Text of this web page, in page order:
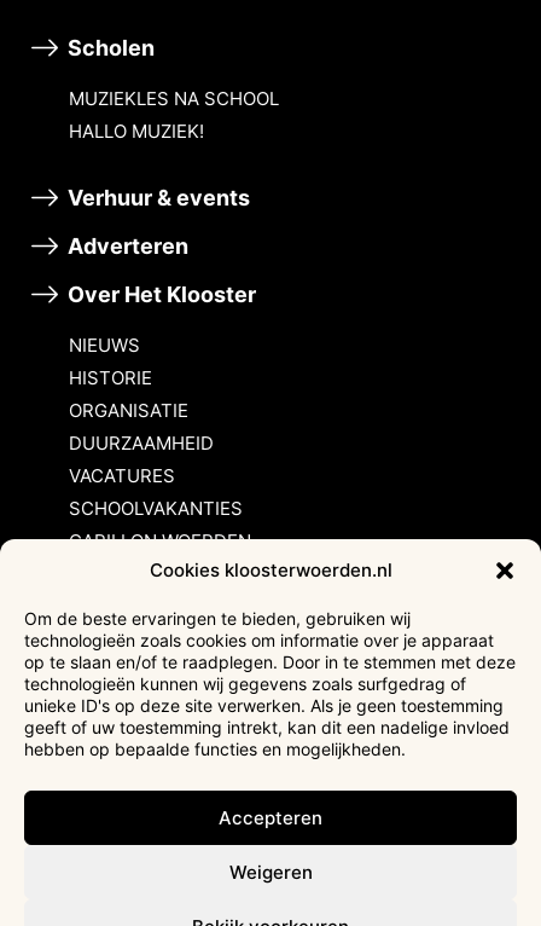
Cookies kloosterwoerden.nl
Om de beste ervaringen te bieden, gebruiken wij
technologieën zoals cookies om informatie over je apparaat
op te slaan en/of te raadplegen. Door in te stemmen met deze
technologieën kunnen wij gegevens zoals surfgedrag of
unieke ID's op deze site verwerken. Als je geen toestemming
geeft of uw toestemming intrekt, kan dit een nadelige invloed
hebben op bepaalde functies en mogelijkheden.
Accepteren
Weigeren
Scholen
MUZIEKLES NA SCHOOL
HALLO MUZIEK!
Verhuur & events
Adverteren
Over Het Klooster
NIEUWS
HISTORIE
ORGANISATIE
DUURZAAMHEID
VACATURES
SCHOOLVAKANTIES
CARILLON WOERDEN
Inschrijvingsvoorwaarden
Bezoekersvoorwaarden
Huurvoorwaarden
Privacyverklaring
Ticketverkoop